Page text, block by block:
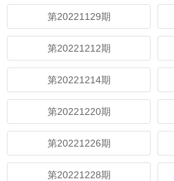
第20221129期
第20221212期
第20221214期
第20221220期
第20221226期
第20221228期